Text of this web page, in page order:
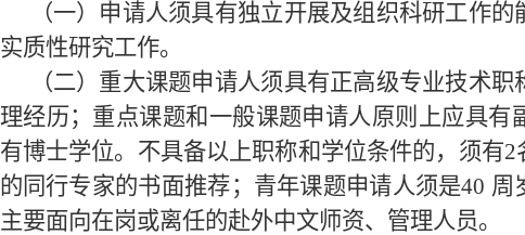
（一）申请人须具有独立开展及组织科研工作
实质性研究工作。
（二）重大课题申请人须具有正高级专业技术
理经历；重点课题和一般课题申请人原则上应具
有博士学位。不具备以上职称和学位条件的，须有2
的同行专家的书面推荐；青年课题申请人须是40 周
主要面向在岗或离任的赴外中文师资、管理人员。